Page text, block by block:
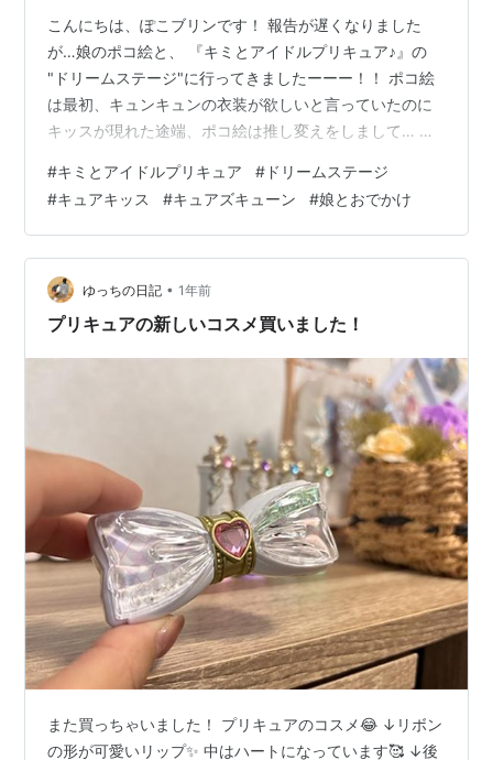
こんにちは、ぽこブリンです！ 報告が遅くなりました
が…娘のポコ絵と、 『キミとアイドルプリキュア♪』の
"ドリームステージ"に行ってきましたーーー！！ ポコ絵
は最初、キュンキュンの衣装が欲しいと言っていたのに
キッスが現れた途端、ポコ絵は推し変えをしまして… 当
ッスの『キミとおうえん♪キラキライト』と 『キミとアイ
ドル変身キラキラショータイムマイク』まで 買っちゃい
ました。 [バンダイ(BANDAI)] キミとアイドルプリキュア
♪ 変身プリチューム キュアキッス BANDAI Amazon [バン
ダイ(BANDAI)] キミとアイドルプリキュ…
#キミとアイドルプリキュア # ドリームステージ
#キュアキッス #キュアズキューン #娘とおでかけ
ゆっちの日記 • 1年前
プリキュアの新しいコスメ買いました！
また買っちゃいました！ プリキュアのコスメ😂 ↓リボン
の形が可愛いリップ✨ 中はハートになっています🥰 ↓後